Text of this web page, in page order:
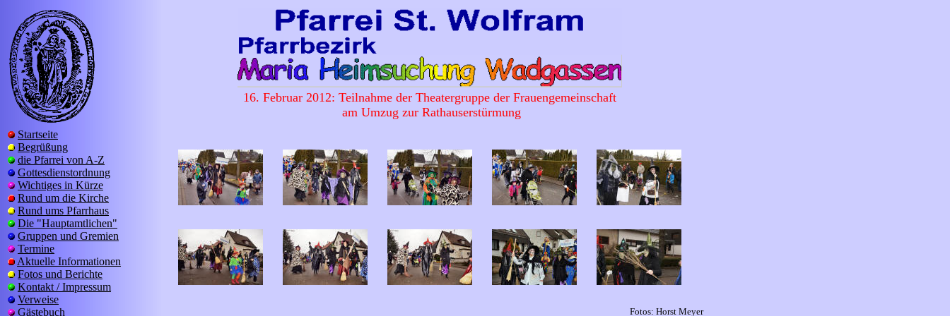
Startseite
Begrüßung
die Pfarrei von A-Z
Gottesdienstordnung
Wichtiges in Kürze
Rund um die Kirche
Rund ums Pfarrhaus
Die "Hauptamtlichen"
Gruppen und Gremien
Termine
Aktuelle Informationen
Fotos und Berichte
Kontakt / Impressum
Verweise
Gästebuch
16. Februar 2012: Teilnahme der Theatergruppe der Frauengemeinschaft
am Umzug zur Rathauserstürmung
Fotos: Horst Meyer